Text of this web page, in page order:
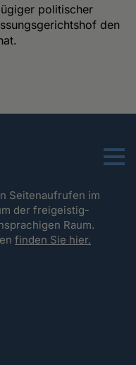
politischer
den
Menu
Seitenaufrufen im
der freigeistig-
Raum.
finden Sie hier.